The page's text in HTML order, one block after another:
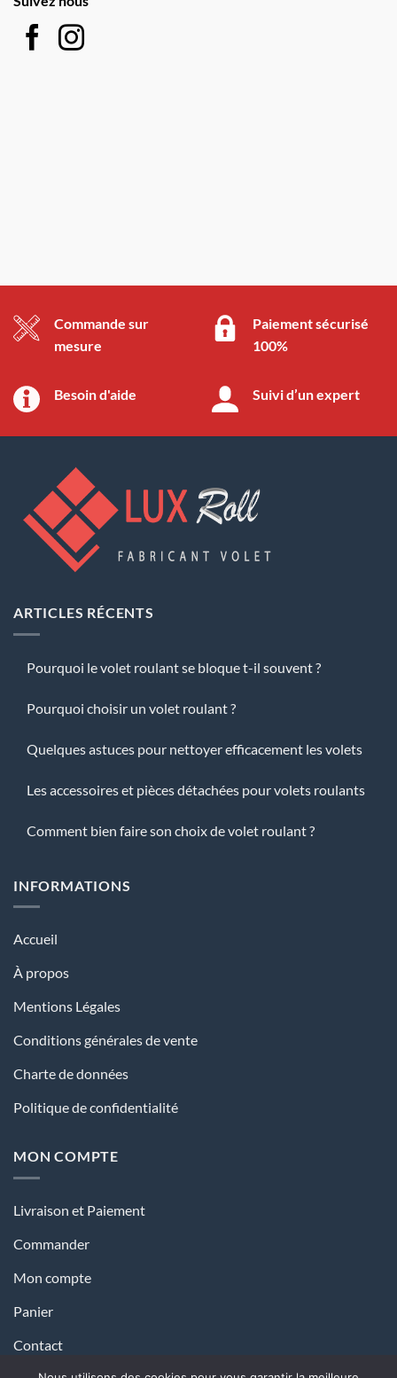
Commande sur
mesure
Paiement sécurisé
100%
Besoin d'aide Suivi d’un expert
ARTICLES RÉCENTS
Pourquoi le volet roulant se bloque t-il souvent ?
Pourquoi choisir un volet roulant ?
Quelques astuces pour nettoyer efficacement les volets
Les accessoires et pièces détachées pour volets roulants
Comment bien faire son choix de volet roulant ?
INFORMATIONS
Accueil
À propos
Mentions Légales
Conditions générales de vente
Charte de données
Politique de confidentialité
MON COMPTE
Livraison et Paiement
Commander
Mon compte
Panier
Contact